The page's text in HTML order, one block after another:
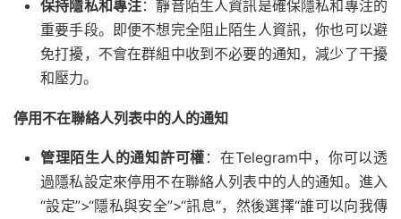
保持隱私和專注：靜音陌生人資訊是確保隱私和專注的
重要手段。即便不想完全阻止陌生人資訊，你也可以避
免打擾，不會在群組中收到不必要的通知，減少了干擾
和壓力。
停用不在聯絡人列表中的人的通知
管理陌生人的通知許可權 ：在Telegram中，你可以透
過隱私設定來停用不在聯絡人列表中的人的通知。進入
“設定”>“隱私與安全”>“訊息”，然後選擇“誰可以向我傳